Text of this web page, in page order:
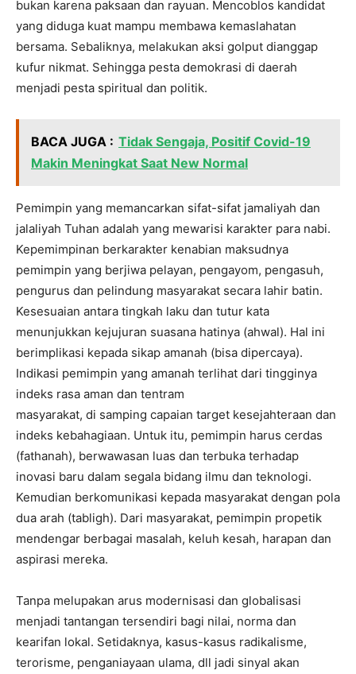
bukan karena paksaan dan rayuan. Mencoblos kandidat
yang diduga kuat mampu membawa kemaslahatan
bersama. Sebaliknya, melakukan aksi golput dianggap
kufur nikmat. Sehingga pesta demokrasi di daerah
menjadi pesta spiritual dan politik.
BACA JUGA : Tidak Sengaja, Positif Covid-19
Makin Meningkat Saat New Normal
Pemimpin yang memancarkan sifat-sifat jamaliyah dan
jalaliyah Tuhan adalah yang mewarisi karakter para nabi.
Kepemimpinan berkarakter kenabian maksudnya
pemimpin yang berjiwa pelayan, pengayom, pengasuh,
pengurus dan pelindung masyarakat secara lahir batin.
Kesesuaian antara tingkah laku dan tutur kata
menunjukkan kejujuran suasana hatinya (ahwal). Hal ini
berimplikasi kepada sikap amanah (bisa dipercaya).
Indikasi pemimpin yang amanah terlihat dari tingginya
indeks rasa aman dan tentram
masyarakat, di samping capaian target kesejahteraan dan
indeks kebahagiaan. Untuk itu, pemimpin harus cerdas
(fathanah), berwawasan luas dan terbuka terhadap
inovasi baru dalam segala bidang ilmu dan teknologi.
Kemudian berkomunikasi kepada masyarakat dengan pola
dua arah (tabligh). Dari masyarakat, pemimpin propetik
mendengar berbagai masalah, keluh kesah, harapan dan
aspirasi mereka.
Tanpa melupakan arus modernisasi dan globalisasi
menjadi tantangan tersendiri bagi nilai, norma dan
kearifan lokal. Setidaknya, kasus-kasus radikalisme,
terorisme, penganiayaan ulama, dll jadi sinyal akan